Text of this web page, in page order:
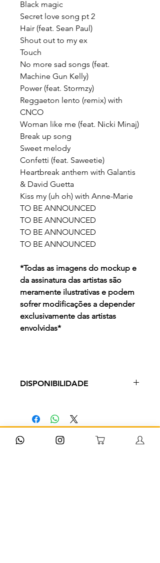
Black magic
Secret love song pt 2
Hair (feat. Sean Paul)
Shout out to my ex
Touch
No more sad songs (feat.
Machine Gun Kelly)
Power (feat. Stormzy)
Reggaeton lento (remix) with
CNCO
Woman like me (feat. Nicki Minaj)
Break up song
Sweet melody
Confetti (feat. Saweetie)
Heartbreak anthem with Galantis
& David Guetta
Kiss my (uh oh) with Anne-Marie
TO BE ANNOUNCED
TO BE ANNOUNCED
TO BE ANNOUNCED
TO BE ANNOUNCED
*Todas as imagens do mockup e
da assinatura das artistas são
meramente ilustrativas e podem
sofrer modificações a depender
exclusivamente das artistas
envolvidas*
DISPONIBILIDADE
Cadastre-se para